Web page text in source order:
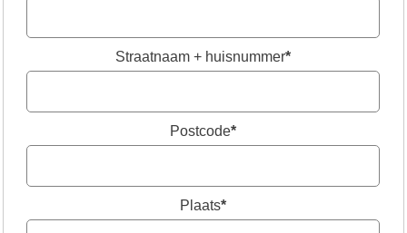
Straatnaam + huisnummer*
Postcode*
Plaats*